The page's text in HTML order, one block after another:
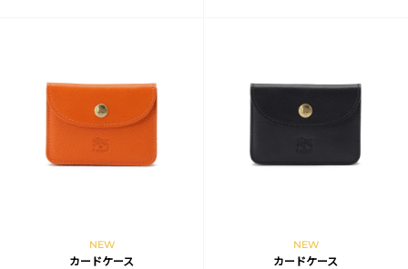
NEW
カードケース
NEW
カードケース